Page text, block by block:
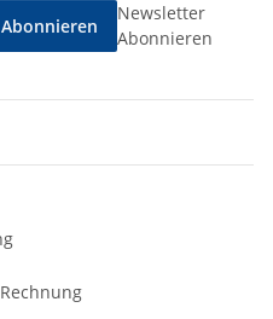
Abonnieren
Newsletter
Abonnieren